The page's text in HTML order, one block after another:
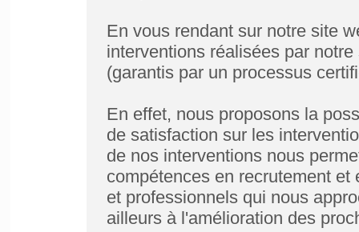
En vous rendant sur notre site
interventions réalisées par
(garantis par un processus
En effet, nous proposons la
de satisfaction sur les
de nos interventions nous
compétences en recrutement
et professionnels qui nous
ailleurs à l'amélioration des